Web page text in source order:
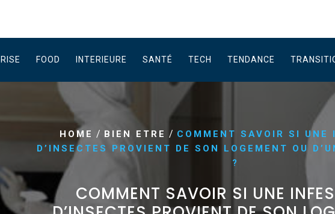
FOOD INTERIEURE SANTÉ TECH TENDANCE
HOME / BIEN ETRE / COMMENT SAVOIR SI UNE
D’INSECTES PROVIENT DE SON LOGEMENT OU
?
COMMENT SAVOIR SI UNE